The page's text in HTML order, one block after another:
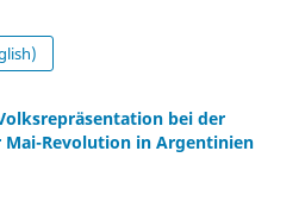
bei der
Revolution in Argentinien